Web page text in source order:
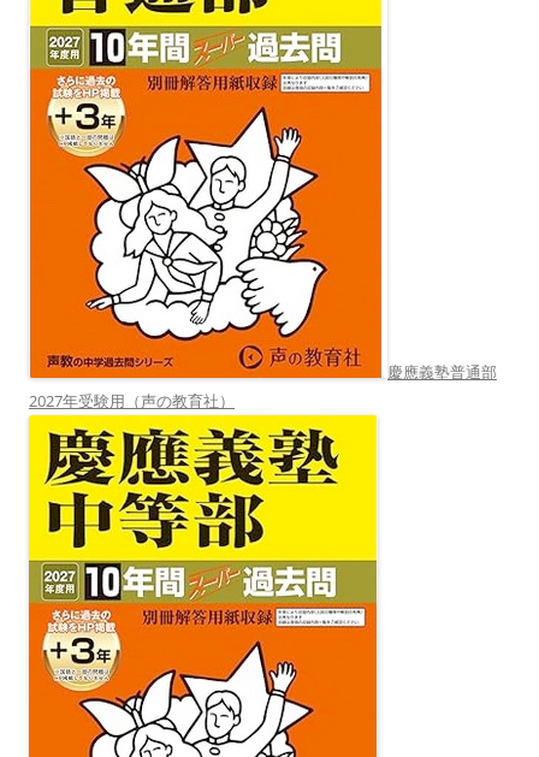
慶應義塾普通部
2027年受験用（声の教育社）